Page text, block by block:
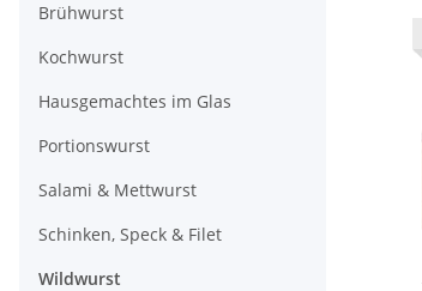
Brühwurst
Kochwurst
Hausgemachtes im Glas
Portionswurst
Salami & Mettwurst
Schinken, Speck & Filet
Wildwurst